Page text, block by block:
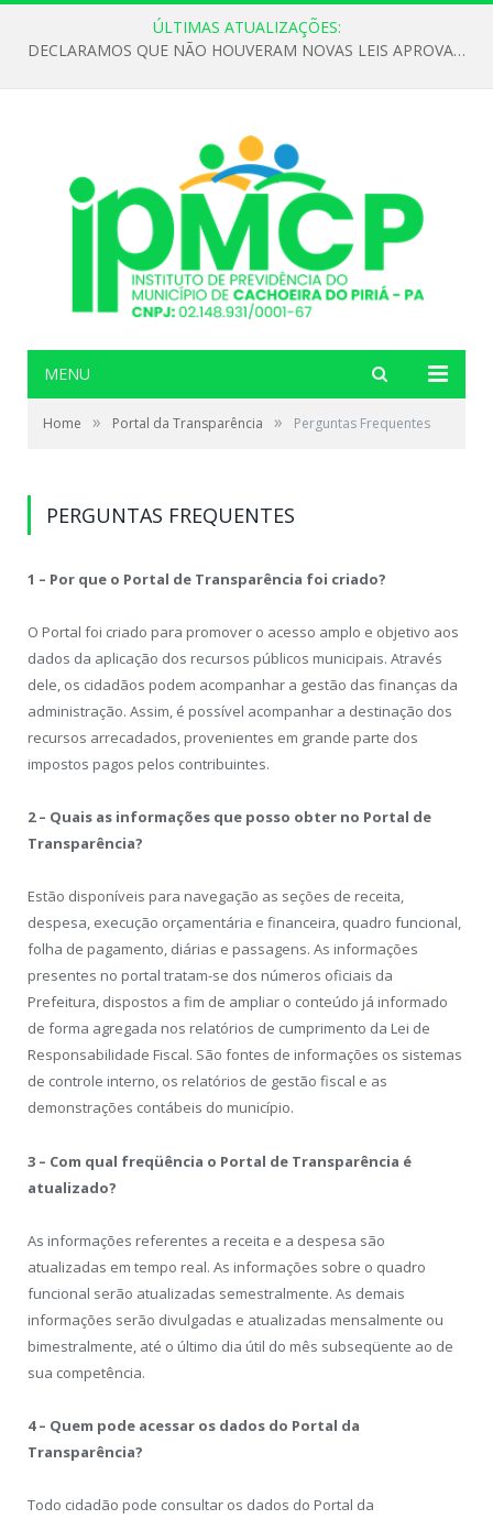
ÚLTIMAS ATUALIZAÇÕES:
DECLARAMOS QUE NÃO HOUVERAM NOVAS LEIS APROVADAS ATÉ O MOMENTO PARA O INSTITUTO DE PREVIDÊNCIA NO ANO DE 2026
MENU
Home » Portal da Transparência » Perguntas Frequentes
PERGUNTAS FREQUENTES
1 – Por que o Portal de Transparência foi criado?
O Portal foi criado para promover o acesso amplo e objetivo aos
dados da aplicação dos recursos públicos municipais. Através
dele, os cidadãos podem acompanhar a gestão das finanças da
administração. Assim, é possível acompanhar a destinação dos
recursos arrecadados, provenientes em grande parte dos
impostos pagos pelos contribuintes.
2 – Quais as informações que posso obter no Portal de
Transparência?
Estão disponíveis para navegação as seções de receita,
despesa, execução orçamentária e financeira, quadro funcional,
folha de pagamento, diárias e passagens. As informações
presentes no portal tratam-se dos números oficiais da
Prefeitura, dispostos a fim de ampliar o conteúdo já informado
de forma agregada nos relatórios de cumprimento da Lei de
Responsabilidade Fiscal. São fontes de informações os sistemas
de controle interno, os relatórios de gestão fiscal e as
demonstrações contábeis do município.
3 – Com qual freqüência o Portal de Transparência é
atualizado?
As informações referentes a receita e a despesa são
atualizadas em tempo real. As informações sobre o quadro
funcional serão atualizadas semestralmente. As demais
informações serão divulgadas e atualizadas mensalmente ou
bimestralmente, até o último dia útil do mês subseqüente ao de
sua competência.
4 – Quem pode acessar os dados do Portal da
Transparência?
Todo cidadão pode consultar os dados do Portal da